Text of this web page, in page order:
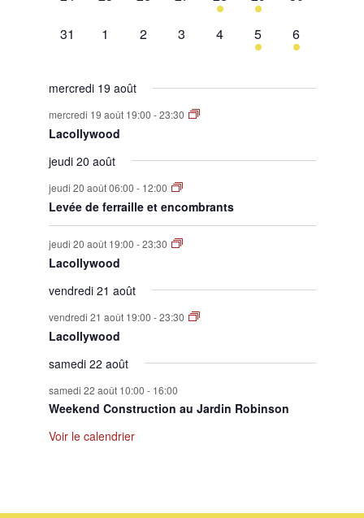
évènement,évènement,évènement,
0
31
0
1
0
2
0
3
0
évènement,
4
1
évènement,
5
1
évènement,
6
mercredi 19 août
mercredi 19 août 19:00 -23:30
Lacollywood
jeudi 20 août
jeudi 20 août 06:00 - 12:00
Levée de ferraille et encombrants
jeudi 20 août 19:00 -23:30
Lacollywood
vendredi 21 août
vendredi 21 août 19:00 -23:30
Lacollywood
samedi 22 août
samedi 22 août 10:00 - 16:00
Weekend Construction au Jardin Robinson
Voir le calendrier